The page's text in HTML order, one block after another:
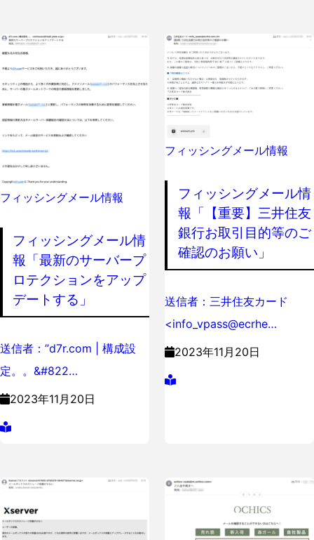
フィッシングメール情報
フィッシングメール情
報「最新のサーバープ
ロテクションをアップ
デートする」
送信者：”d7r.com | 構成設
定。。&#822…
2023年11月20日
フィッシングメール情報
フィッシングメール情
報「【重要】三井住友
銀行お取引目的等のご
確認のお願い」
送信者：三井住友カード
<info_vpass@ecrhe…
2023年11月20日